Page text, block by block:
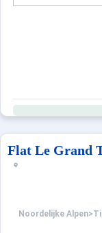
Flat Le Grand
Noordelijke Alpen>